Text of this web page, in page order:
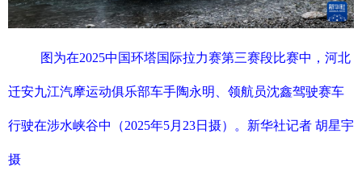
图为在2025中国环塔国际拉力赛第三赛段比赛中，河北
迁安九江汽摩运动俱乐部车手陶永明、领航员沈鑫驾驶赛车
行驶在涉水峡谷中（2025年5月23日摄）。新华社记者 胡星宇
摄